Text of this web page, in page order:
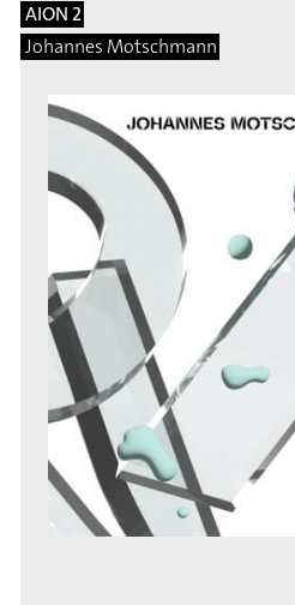
AION 2
Johannes Motschmann